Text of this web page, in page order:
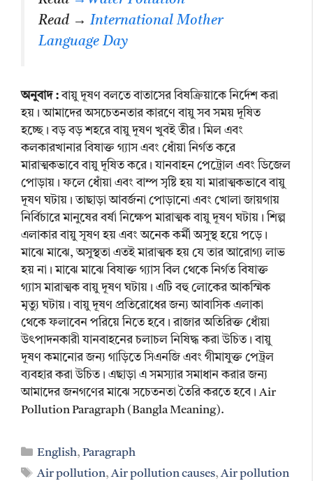
Read →International Mother
Language Day
অনুবাদ :বায়ু দূষণ বলতে বাতাসের বিষক্রিয়াকে নির্দেশ করা
হয়। আমাদের অসচেতনতার কারণে বায়ু সব সময় দূষিত
হচ্ছে। বড় বড় শহরে বায়ু দূষণ খুবই তীর। মিল এবং
কলকারখানার বিষাক্ত গ্যাস এবং ধোঁয়া নির্গত করে
মারাত্মকভাবে বায়ু দূষিত করে। যানবাহন পেট্রোল এবং ডিজেল
পোড়ায়। ফলে ধোঁয়া এবং বাম্প সৃষ্টি হয় যা মারাত্মকভাবে বায়ু
দূষণ ঘটায়। তাছাড়া আবর্জনা পোড়ানো এবং খোলা জায়গায়
নির্বিচারে মানুষের বর্ষা নিক্ষেপ মারাত্মক বায়ু দূষণ ঘটায়। শিল্প
এলাকার বায়ু সূষণ হয় এবং অনেক কর্মী অসুস্থ হয়ে পড়ে।
মাঝে মাঝে, অসুস্থতা এতই মারাত্মক হয় যে তার আরোগ্য লাভ
হয় না। মাঝে মাঝে বিষাক্ত গ্যাস বিল থেকে নির্গত বিষাক্ত
গ্যাস মারাত্মক বায়ু দূষণ ঘটায়। এটি বহু লোকের আকস্মিক
মৃত্যু ঘটায়। বায়ু দূষণ প্রতিরোধের জন্য আবাসিক এলাকা
থেকে ফলাবেন পরিয়ে নিতে হবে। রাজার অতিরিক্ত ধোঁয়া
উৎপাদনকারী যানবাহনের চলাচল নিষিদ্ধ করা উচিত। বায়ু
দূষণ কমানোর জন্য গাড়িতে সিএনজি এবং গীমাযুক্ত পেট্রল
ব্যবহার করা উচিত। এছাড়া এ সমস্যার সমাধান করার জন্য
আমাদের জনগণের মাঝে সচেতনতা তৈরি করতে হবে। Air
Pollution Paragraph (Bangla Meaning).
Categories
English,Paragraph
Tags
Air pollution,Air pollution causes,Air pollution